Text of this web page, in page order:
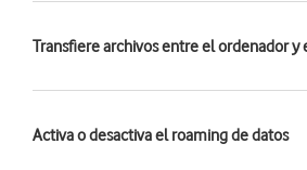
Transfiere archivos entre el ordenador y
Activa o desactiva el roaming de datos